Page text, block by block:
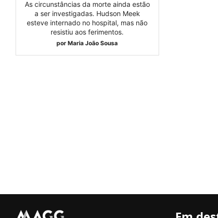
As circunstâncias da morte ainda estão
a ser investigadas. Hudson Meek
esteve internado no hospital, mas não
resistiu aos ferimentos.
por Maria João Sousa